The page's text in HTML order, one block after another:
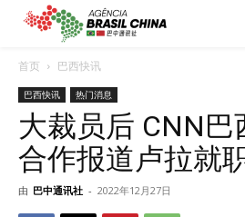
首页 巴西快讯
巴西快讯 热门消息
大裁员后 CNN巴
合作报道卢拉就
由 巴中通讯社 - 2022年12月27日